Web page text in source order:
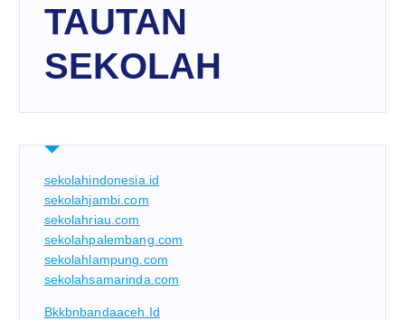
TAUTAN
SEKOLAH
sekolahindonesia.id
sekolahjambi.com
sekolahriau.com
sekolahpalembang.com
sekolahlampung.com
sekolahsamarinda.com
Bkkbnbandaaceh.id